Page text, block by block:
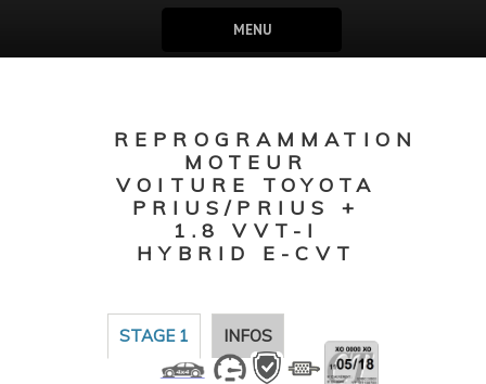
MENU
REPROGRAMMATION
MOTEUR
VOITURE TOYOTA
PRIUS/PRIUS +
1.8 VVT-I
HYBRID E-CVT
STAGE 1 INFOS